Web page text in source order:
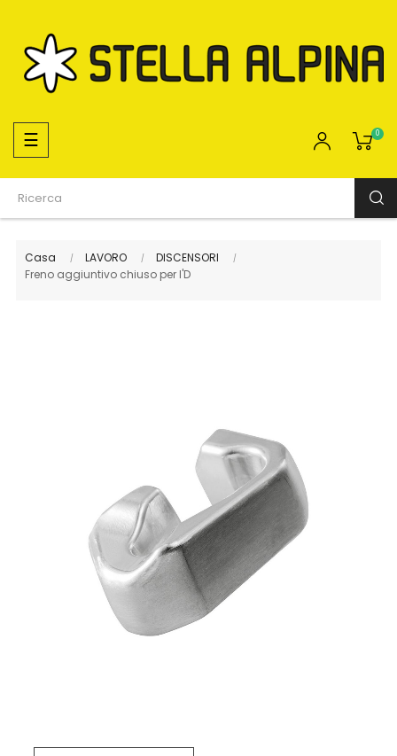
navigazione
Toggle
☰ 0
Casa LAVORO
DISCENSORI
Freno aggiuntivo chiuso per I'D